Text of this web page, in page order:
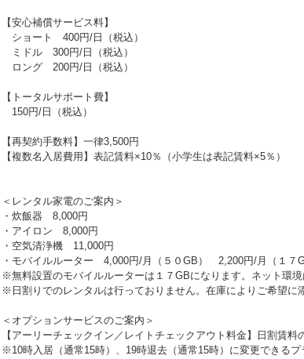
【安心補償サービス料】
ショート 400円/日（税込）
ミドル 300円/日（税込）
ロング 200円/日（税込）
【トータルサポート費】
150円/日（税込）
【再契約手数料】一律3,500円
【複数名入居費用】表記賃料×10％（小学生は表記賃料×5％）
＜レンタル家電のご案内＞
・炊飯器 8,000円
・アイロン 8,000円
・空気清浄機 11,000円
・モバイルルーター 4,000円/月（５０GB） 2,200円/月（１７
※無料設置のモバイルルーターは１７GBになります。ネット環
※日割りでのレンタルは行っておりません。在庫によりご希望に
＜オプションサービスのご案内＞
【アーリーチェックイン／レイトチェックアウト料金】日割賃料
※10時入居（通常15時）、19時退去（通常15時）に変更できるプ